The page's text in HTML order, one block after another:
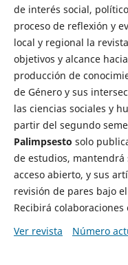
de interés social,
proceso de reflexión y
local y regional la
objetivos y alcance
producción de
de Género y sus
las ciencias sociales y
partir del segundo
Palimpsesto solo
de estudios,
acceso abierto, y sus
revisión de pares bajo
Recibirá
Ver revista
Número